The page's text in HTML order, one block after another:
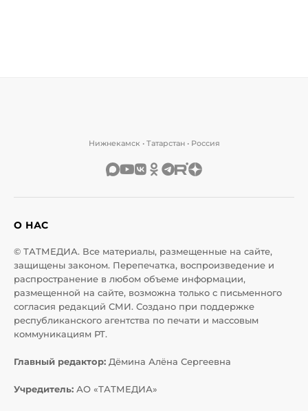
Нижнекамск • Татарстан • Россия
О НАС
© ТАТМЕДИА. Все материалы, размещенные на сайте,
защищены законом. Перепечатка, воспроизведение и
распространение в любом объеме информации,
размещенной на сайте, возможна только с письменного
согласия редакций СМИ. Создано при поддержке
республиканского агентства по печати и массовым
коммуникациям РТ.
Главный редактор: Дёмина Алёна Сергеевна
Учредитель: АО «ТАТМЕДИА»